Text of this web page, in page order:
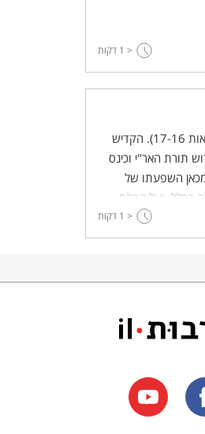
< 1 דקות
בחיר תלמידיו של האר"י (מאות 17-16). הקדיש
תורת האר"י וכינס
השפעתו של
בכלל, ועל קבלת
< 1 דקות